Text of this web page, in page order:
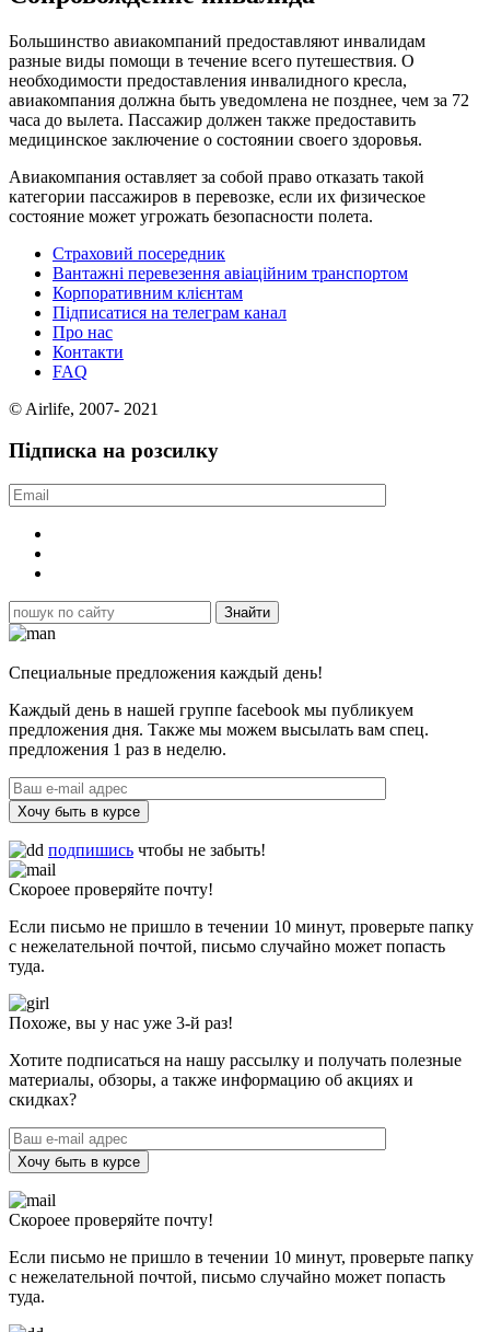
Большинство авиакомпаний предоставляют инвалидам
разные виды помощи в течение всего путешествия. О
необходимости предоставления инвалидного кресла,
авиакомпания должна быть уведомлена не позднее, чем за 72
часа до вылета. Пассажир должен также предоставить
медицинское заключение о состоянии своего здоровья.
Авиакомпания оставляет за собой право отказать такой
категории пассажиров в перевозке, если их физическое
состояние может угрожать безопасности полета.
Страховий посередник
Вантажні перевезення авіаційним транспортом
Корпоративним клієнтам
Підписатися на телеграм канал
Про нас
Контакти
FAQ
© Airlife, 2007- 2021
Підписка на розсилку
Специальные предложения каждый день!
Каждый день в нашей группе facebook мы публикуем
предложения дня. Также мы можем высылать вам спец.
предложения 1 раз в неделю.
Хочу быть в курсе
подпишись чтобы не забыть!
Скороее проверяйте почту!
Если письмо не пришло в течении 10 минут, проверьте папку
с нежелательной почтой, письмо случайно может попасть
туда.
Похоже, вы у нас уже 3-й раз!
Хотите подписаться на нашу рассылку и получать полезные
материалы, обзоры, а также информацию об акциях и
скидках?
Хочу быть в курсе
Скороее проверяйте почту!
Если письмо не пришло в течении 10 минут, проверьте папку
с нежелательной почтой, письмо случайно может попасть
туда.